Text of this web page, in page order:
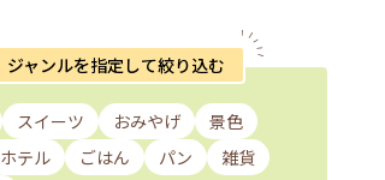
ジャンルを指定して絞り込む
スイーツ おみやげ
景色
ホテル ごはん パン
雑貨